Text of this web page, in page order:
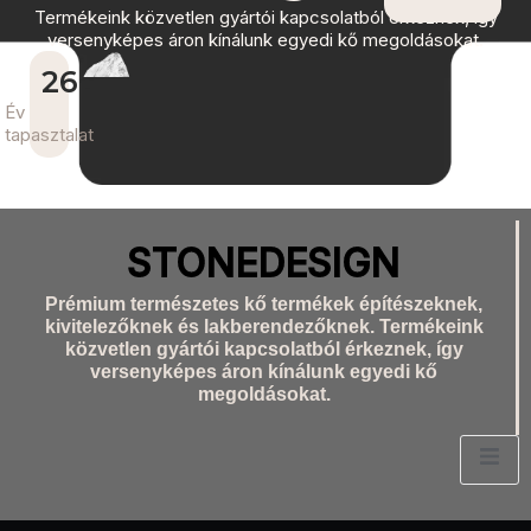
Termékeink közvetlen gyártói kapcsolatból érkeznek, így
versenyképes áron kínálunk egyedi kő megoldásokat.
Év
tapasztalat
26+
STONEDESIGN
Prémium természetes kő termékek építészeknek,
kivitelezőknek és lakberendezőknek. Termékeink
közvetlen gyártói kapcsolatból érkeznek, így
versenyképes áron kínálunk egyedi kő
megoldásokat.